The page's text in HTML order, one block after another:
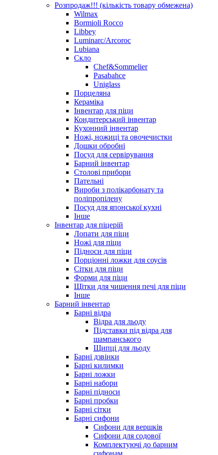
Розпродаж!!! (кількість товару обмежена)
Wilmax
Bormioli Rocco
Libbey
Luminarc/Arcoroc
Lubiana
Скло
Chef&Sommelier
Pasabahce
Uniglass
Порцеляна
Кераміка
Інвентар для піци
Кондитерський інвентар
Кухонний інвентар
Ножі, ножиці та овочечистки
Дошки обробні
Посуд для сервірування
Барний інвентар
Столові прибори
Пательні
Вироби з полікарбонату та
поліпропілену
Посуд для японської кухні
Інше
Інвентар для піцерій
Лопати для піци
Ножі для піци
Підноси для піци
Порціонні ложки для соусів
Сітки для піци
Форми для піци
Щітки для чищення печі для піци
Інше
Барний інвентар
Барні відра
Відра для льоду
Підставки під відра для
шампанського
Щипці для льоду
Барні дзвінки
Барні килимки
Барні ложки
Барні набори
Барні підноси
Барні пробки
Барні сітки
Барні сифони
Сифони для вершків
Сифони для содової
Комплектуючі до барним
сифонам